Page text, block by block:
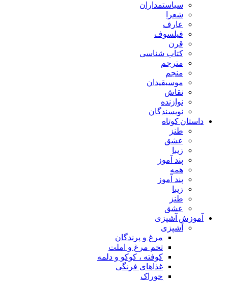
سیاستمداران
شعرا
عارف
فیلسوف
قرن
کتاب شناسی
مترجم
منجم
موسیقیدان
نقاش
نوازنده
نویسندگان
داستان کوتاه
طنز
عشق
زیبا
پند آموز
همه
پند آموز
زیبا
طنز
عشق
آموزش آشپزی
آشپزی
مرغ و پرندگان
تخم مرغ و املت
کوفته ، کوکو و دلمه
غذاهای فرنگی
خوراک